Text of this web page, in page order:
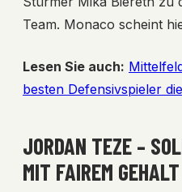
Team. Monaco scheint
Lesen Sie auch:
besten Defensivspieler
JORDAN TEZE –
MIT FAIREM GEHALT